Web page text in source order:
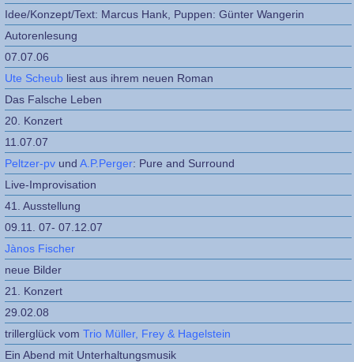
Idee/Konzept/Text: Marcus Hank, Puppen: Günter Wangerin
Autorenlesung
07.07.06
Ute Scheub liest aus ihrem neuen Roman
Das Falsche Leben
20. Konzert
11.07.07
Peltzer-pvund A.P.Perger: Pure and Surround
Live-Improvisation
41. Ausstellung
09.11. 07- 07.12.07
Jànos Fischer
neue Bilder
21. Konzert
29.02.08
trillerglück vom Trio Müller, Frey & Hagelstein
Ein Abend mit Unterhaltungsmusik